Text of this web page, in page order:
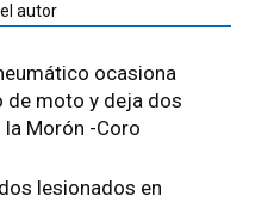
autor
ocasiona
de moto y deja dos
Morón -Coro
lesionados en